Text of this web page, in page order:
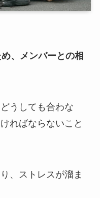
、メンバーとの相
うしても合わな
ればならないこと
、ストレスが溜ま